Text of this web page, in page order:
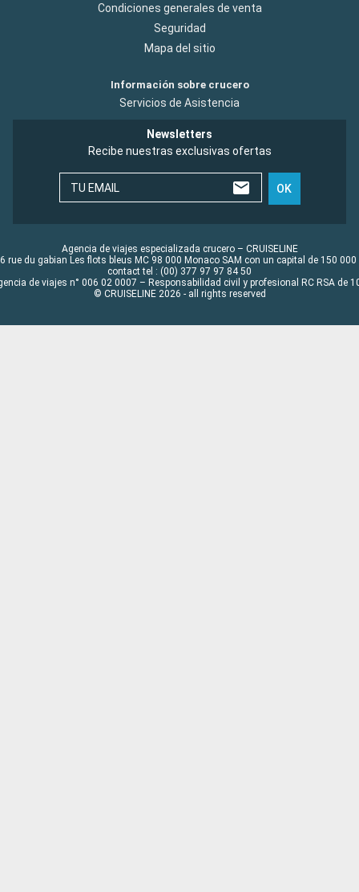
Condiciones generales de venta
Seguridad
Mapa del sitio
Información sobre crucero
Servicios de Asistencia
Newsletters
Recibe nuestras exclusivas ofertas
TU EMAIL OK
Agencia de viajes especializada crucero – CRUISELINE
rue du gabian Les flots bleus MC 98 000 Monaco SAM con un capital de 150 000
contact tel : (00) 377 97 97 84 50
de viajes n° 006 02 0007 – Responsabilidad civil y profesional RC RSA de
© CRUISELINE 2026 - all rights reserved